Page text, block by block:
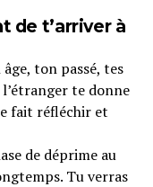
de t’arriver à
ton passé, tes
l’étranger te donne
fait réfléchir et
de déprime au
Tu verras